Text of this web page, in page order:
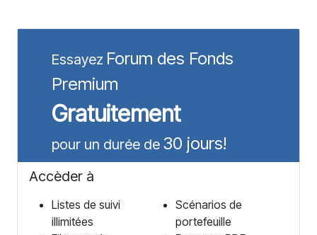
Essayez Forum des Fonds
Premium
Gratuitement
pour un durée de 30 jours!
Accèder à
Listes de suivi
illimitées
Scénarios de
portefeuille